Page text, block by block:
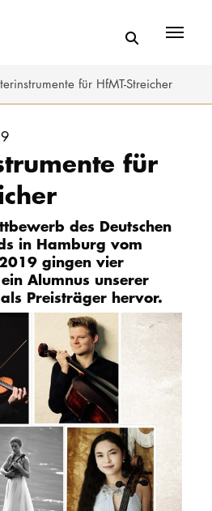
für HfMT-Streicher
für
des Deutschen
in Hamburg vom
gingen vier
Alumnus unserer
Preisträger hervor.
THEATER
Intranet
myCampus
Über uns
Netzwerk